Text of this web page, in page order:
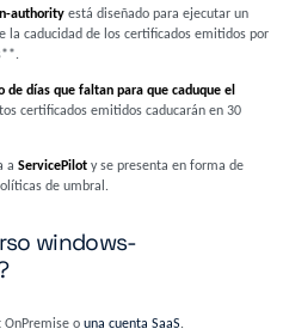
authorityestá diseñado para ejecutar un
la caducidad de los certificados emitidos por
de días que faltan para que caduque el
certificados emitidos caducarán en 30
a ServicePiloty se presenta en forma de
de umbral.
windows-
OnPremise ouna cuenta SaaS.